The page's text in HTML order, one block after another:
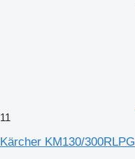
11
Kärcher KM130/300RLPG